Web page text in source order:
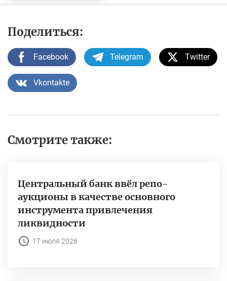
Поделиться:
Facebook Telegram Twitter
Vkontakte
Смотрите также:
Центральный банк ввёл репо-
аукционы в качестве основного
инструмента привлечения
ликвидности
17 июля 2026